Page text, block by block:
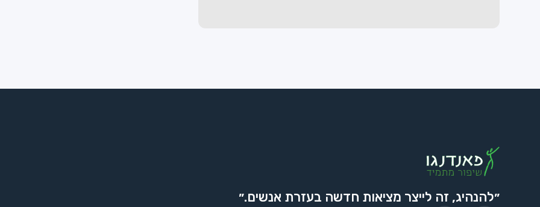
״להנהיג, זה לייצר מציאות חדשה בעזרת אנשים.״